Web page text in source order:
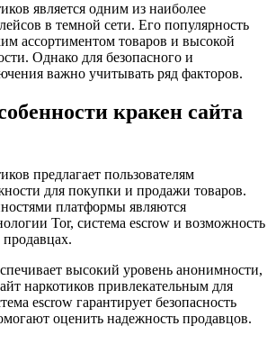
является одним из наиболее
в темной сети. Его популярность
ассортиментом товаров и высокой
Однако для безопасного и
важно учитывать ряд факторов.
кракен сайта
предлагает пользователям
для покупки и продажи товаров.
платформы являются
Tor, система escrow и возможность
продавцах.
высокий уровень анонимности,
наркотиков привлекательным для
escrow гарантирует безопасность
оценить надежность продавцов.